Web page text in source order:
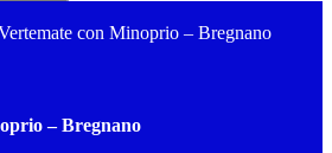
con Minoprio – Bregnano
– Bregnano